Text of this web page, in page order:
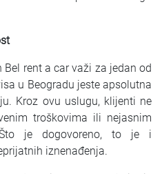
rent a car važi za jedan od
u Beogradu jeste apsolutna
Kroz ovu uslugu, klijenti ne
troškovima ili nejasnim
je dogovoreno, to je i
iznenađenja.